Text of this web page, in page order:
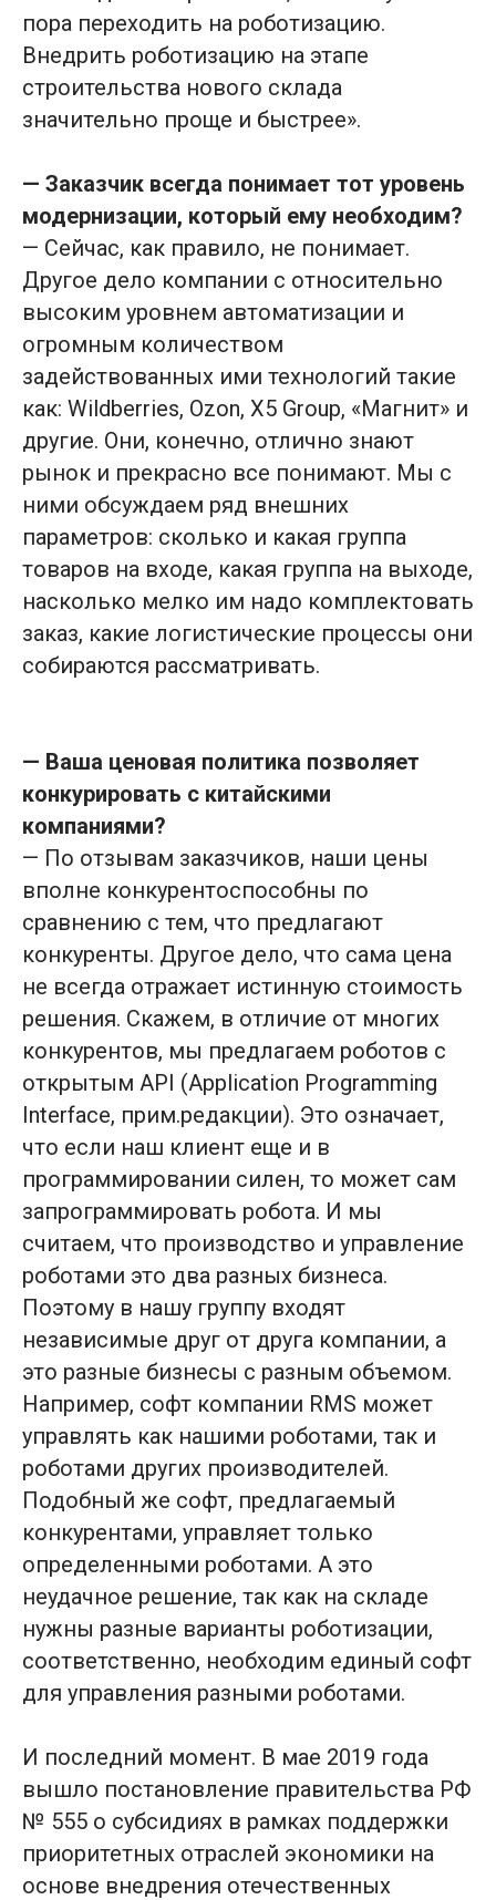
пора переходить на роботизацию.
Внедрить роботизацию на этапе
строительства нового склада
значительно проще и быстрее».
— Заказчик всегда понимает тот уровень
модернизации, который ему необходим?
— Сейчас, как правило, не понимает.
Другое дело компании с относительно
высоким уровнем автоматизации и
огромным количеством
задействованных ими технологий такие
как: Wildberries, Ozon, X5 Group, «Магнит» и
другие. Они, конечно, отлично знают
рынок и прекрасно все понимают. Мы с
ними обсуждаем ряд внешних
параметров: сколько и какая группа
товаров на входе, какая группа на выходе,
насколько мелко им надо комплектовать
заказ, какие логистические процессы они
собираются рассматривать.
— Ваша ценовая политика позволяет
конкурировать с китайскими
компаниями?
— По отзывам заказчиков, наши цены
вполне конкурентоспособны по
сравнению с тем, что предлагают
конкуренты. Другое дело, что сама цена
не всегда отражает истинную стоимость
решения. Скажем, в отличие от многих
конкурентов, мы предлагаем роботов с
открытым API (Application Programming
Interface, прим.редакции). Это означает,
что если наш клиент еще и в
программировании силен, то может сам
запрограммировать робота. И мы
считаем, что производство и управление
роботами это два разных бизнеса.
Поэтому в нашу группу входят
независимые друг от друга компании, а
это разные бизнесы с разным объемом.
Например, софт компании RMS может
управлять как нашими роботами, так и
роботами других производителей.
Подобный же софт, предлагаемый
конкурентами, управляет только
определенными роботами. А это
неудачное решение, так как на складе
нужны разные варианты роботизации,
соответственно, необходим единый софт
для управления разными роботами.
И последний момент. В мае 2019 года
вышло постановление правительства РФ
№ 555 о субсидиях в рамках поддержки
приоритетных отраслей экономики на
основе внедрения отечественных
ОТПРАВИТЬ
согласиена обработку персональных
обработки персональных данных
© Ронави Роботикс, 2016-2026
ОГРН 1147748014534, ИНН 7751527058
info@ronavi-robotics.ru
+7 495 128 20 32
Россия, г. Москва:
г. Троицк, ул. Промышленная, 2Б стр.1;
ул.Бутлерова, 17.
English version
ИНДУСТРИИ
Онлайн-ритейл
операторы (3pl)
Фармацевтика
Нефтегазовая
отрасль
Автопром
Потребительские
товары (FMCG)
РЕШЕНИЯ
Сортировка
Кросс-докинг
Подбор по линии
КАТАЛОГ
AMR H2000
AMRH1500
AMRM
AMRSR
AMRSD
APR E
FMRCBD16
FMS RMS
WCS RMS
О компании
Тарифы
Блог
Новости, статьи
Работать у нас:
hr@ronavi.ru
Основной вид деятельности : Проектирование,
производство и продажа программно-аппаратных
комплексов и радиоэлектронной продукции —
деятельности в области информационных
Политика защиты и обработки персональных данных
Ronavi Robotics входит
в Группу «Роснано»
Используемый стек технологий:
— Языки программирования: С++, С#, Python